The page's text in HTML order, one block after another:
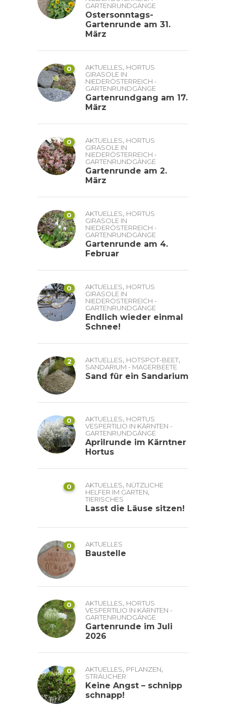
GARTENRUNDGÄNGE
Ostersonntags-
Gartenrunde am 31.
März
0 AKTUELLES, HORTUS
GIRASOLE IN
NIEDERÖSTERREICH -
GARTENRUNDGÄNGE
Gartenrundgang am 17.
März
0 AKTUELLES, HORTUS
GIRASOLE IN
NIEDERÖSTERREICH -
GARTENRUNDGÄNGE
Gartenrunde am 2.
März
0 AKTUELLES, HORTUS
GIRASOLE IN
NIEDERÖSTERREICH -
GARTENRUNDGÄNGE
Gartenrunde am 4.
Februar
0 AKTUELLES, HORTUS
GIRASOLE IN
NIEDERÖSTERREICH -
GARTENRUNDGÄNGE
Endlich wieder einmal
Schnee!
2 AKTUELLES, HOTSPOT-BEET,
SANDARIUM - MAGERBEETE
Sand für ein Sandarium
0 AKTUELLES, HORTUS
VESPERTILIO IN KÄRNTEN -
GARTENRUNDGÄNGE
Aprilrunde im Kärntner
Hortus
0 AKTUELLES, NÜTZLICHE
HELFER IM GARTEN,
TIERISCHES
Lasst die Läuse sitzen!
0 AKTUELLES
Baustelle
0 AKTUELLES, HORTUS
VESPERTILIO IN KÄRNTEN -
GARTENRUNDGÄNGE
Gartenrunde im Juli
2026
0 AKTUELLES, PFLANZEN,
STRÄUCHER
Keine Angst – schnipp
schnapp!